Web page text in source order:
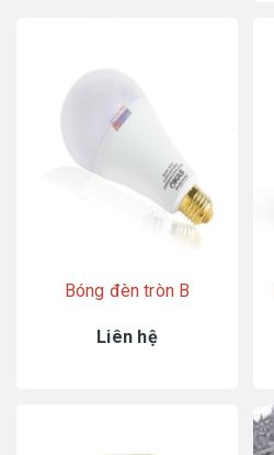
Bóng đèn tròn B
Liên hệ